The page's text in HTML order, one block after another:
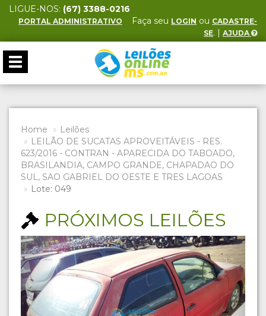
LIGUE-NOS: (67) 3388-0216
PORTAL ADMINISTRATIVO Faça seu LOGIN ou CADASTRE-
SE. | AJUDA
Toggle
navigation
Home
Leilões
LEILÃO DE SUCATAS APROVEITÁVEIS - RES.
623/2016 - CONTRAN - APARECIDA DO TABOADO,
BRASILANDIA, CAMPO GRANDE, CHAPADAO DO
SUL, SAO GABRIEL DO OESTE E TRES LAGOAS
Lote: 049
PRÓXIMOS LEILÕES
Previous Next